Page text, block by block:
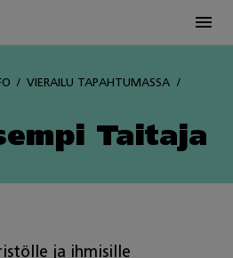
VIERAILU TAPAHTUMASSA
Taitaja
ja ihmisille